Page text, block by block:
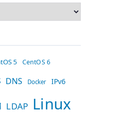
5 CentOS 6
DNS Docker IPv6
LDAP Linux